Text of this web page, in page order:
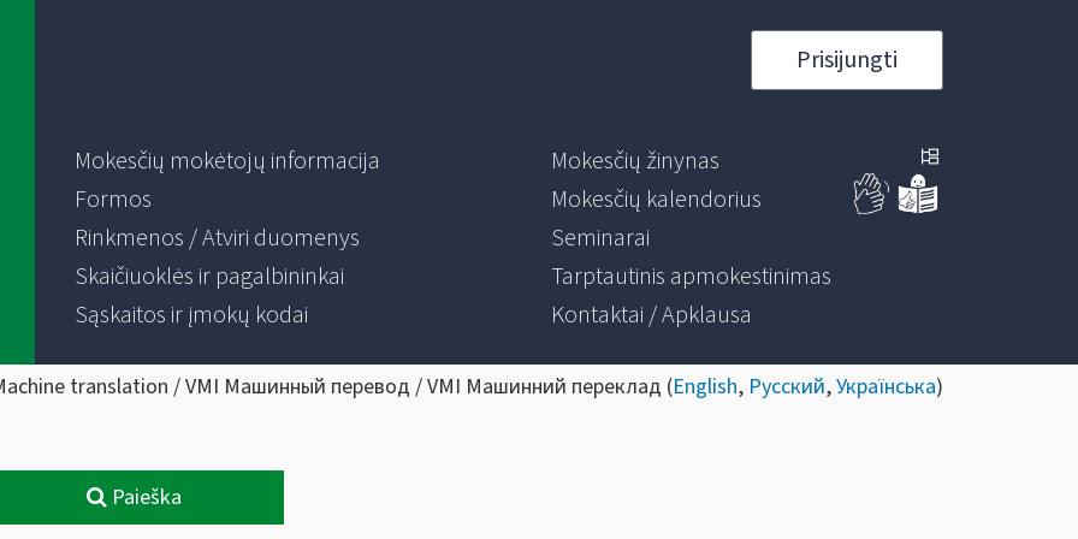
Prisijungti
Mokesčių mokėtojų informacija
Formos
Rinkmenos / Atviri duomenys
Skaičiuoklės ir pagalbininkai
Sąskaitos ir įmokų kodai
Mokesčių žinynas
Mokesčių kalendorius
Seminarai
Tarptautinis apmokestinimas
Kontaktai / Apklausa
translation / VMI Машинный перевод / VMI Машинний переклад (English, Русский,Українська)
Paieška